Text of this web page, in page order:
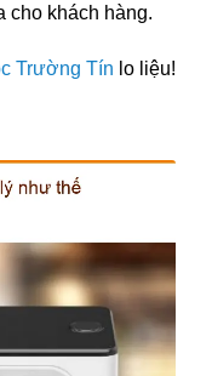
cho khách hàng.
Trường Tín lo liệu!